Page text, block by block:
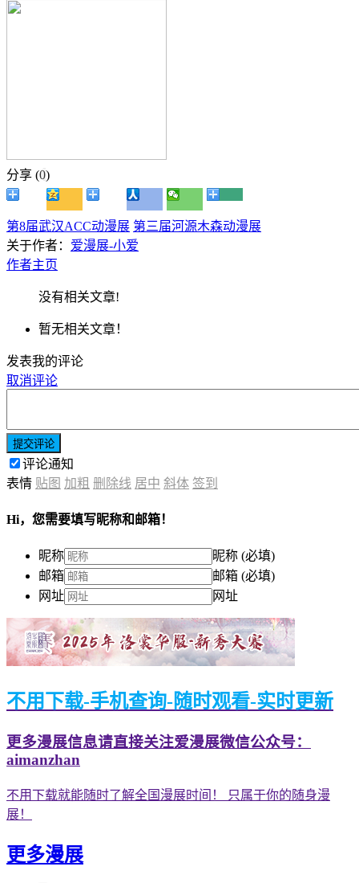
分享 (0)
第8届武汉ACC动漫展 第三届河源木森动漫展
关于作者： 爱漫展-小爱
作者主页
没有相关文章!
暂无相关文章！
发表我的评论
取消评论
提交评论
评论通知
表情 贴图 加粗 删除线 居中 斜体 签到
Hi，您需要填写昵称和邮箱！
昵称
昵称 (必填)
邮箱
邮箱 (必填)
网址
网址
不用下载-手机查询-随时观看-实时更新
更多漫展信息请直接关注爱漫展微信公众号：
aimanzhan
不用下载就能随时了解全国漫展时间！ 只属于你的随身漫
展！
更多漫展